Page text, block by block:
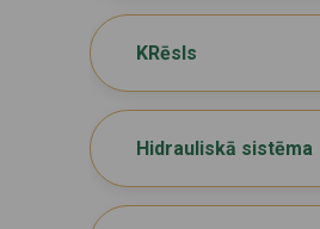
KRēsls
Hidrauliskā sistēma